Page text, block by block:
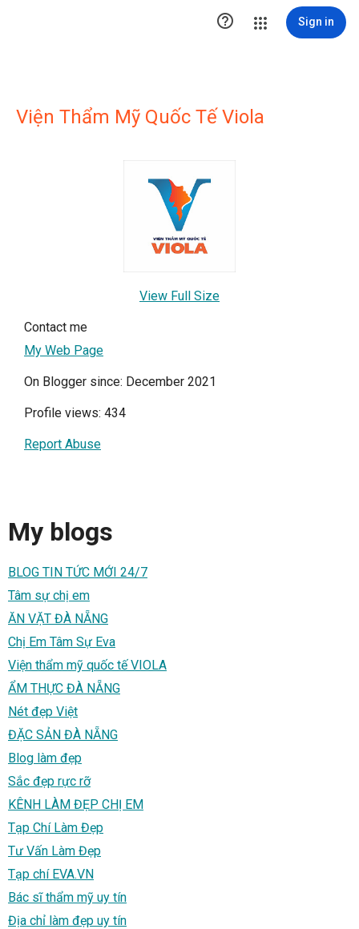
 Sign in
Viện Thẩm Mỹ Quốc Tế Viola
View Full Size
Contact me
My Web Page
On Blogger since: December 2021
Profile views: 434
Report Abuse
My blogs
BLOG TIN TỨC MỚI 24/7
Tâm sự chị em
ĂN VẶT ĐÀ NẴNG
Chị Em Tâm Sự Eva
Viện thẩm mỹ quốc tế VIOLA
ẨM THỰC ĐÀ NẴNG
Nét đẹp Việt
ĐẶC SẢN ĐÀ NẴNG
Blog làm đẹp
Sắc đẹp rực rỡ
KÊNH LÀM ĐẸP CHỊ EM
Tạp Chí Làm Đẹp
Tư Vấn Làm Đẹp
Tạp chí EVA.VN
Bác sĩ thẩm mỹ uy tín
Địa chỉ làm đẹp uy tín